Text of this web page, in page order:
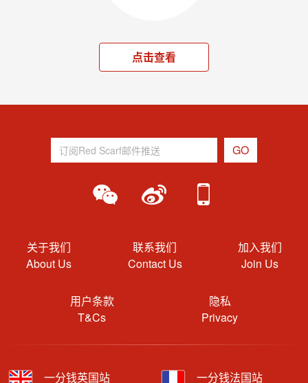
点击查看
关于我们
About Us
联系我们
Contact Us
加入我们
Join Us
用户条款
T&Cs
隐私
Privacy
一分钱英国站 一分钱法国站